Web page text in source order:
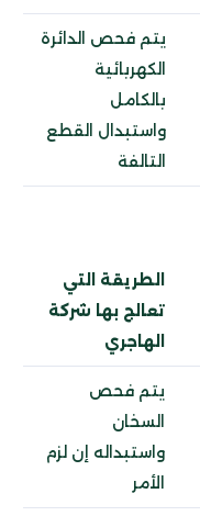
يتم فحص الدائرة
الكهربائية
بالكامل
واستبدال القطع
التالفة
الطريقة التي
تعالج بها شركة
الهاجري
يتم فحص
السخان
واستبداله إن لزم
الأمر